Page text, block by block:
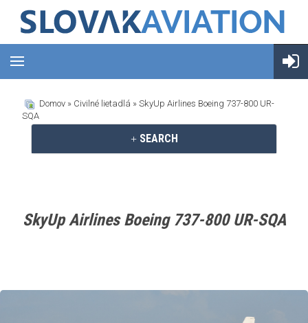
Domov » Civilné lietadlá » SkyUp Airlines Boeing 737-800 UR-
SQA
SEARCH
SkyUp Airlines Boeing 737-800 UR-SQA